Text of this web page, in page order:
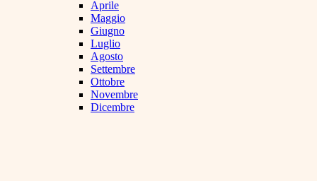
Aprile
Maggio
Giugno
Luglio
Agosto
Settembre
Ottobre
Novembre
Dicembre